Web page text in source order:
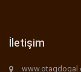
İletişim